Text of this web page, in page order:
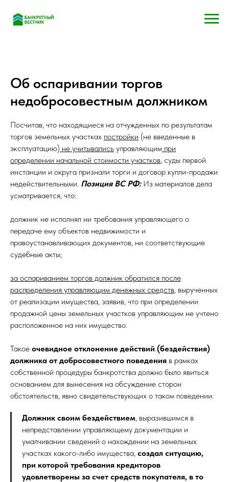
Об оспаривании торгов
недобросовестным должником
Посчитав, что находящиеся на отчужденных по результатам
торгов земельных участках постройки (не введенные в
эксплуатацию) не учитывались управляющим при
определении начальной стоимости участков, суды первой
инстанции и округа признали торги и договор купли-продажи
недействительными. Позиция ВС РФ:Из материалов дела
усматривается, что:
должник не исполнял ни требования управляющего о
передаче ему объектов недвижимости и
правоустанавливающих документов, ни соответствующие
судебные акты;
за оспариванием торгов должник обратился после
распределения управляющим денежных средств, вырученных
от реализации имущества, заявив, что при определении
продажной цены земельных участков управляющим не учтено
расположенное на них имущество.
Такое очевидное отклонение действий (бездействия)
должника от добросовестного поведения в рамках
собственной процедуры банкротства должно было явиться
основанием для вынесения на обсуждение сторон
обстоятельств, явно свидетельствующих о таком поведении.
Должник своим бездействием, выразившимся в
непредставлении управляющему документации и
умалчивании сведений о нахождении на земельных
участках какого-либо имущества, создал ситуацию,
при которой требования кредиторов
удовлетворены за счет средств покупателя, в то